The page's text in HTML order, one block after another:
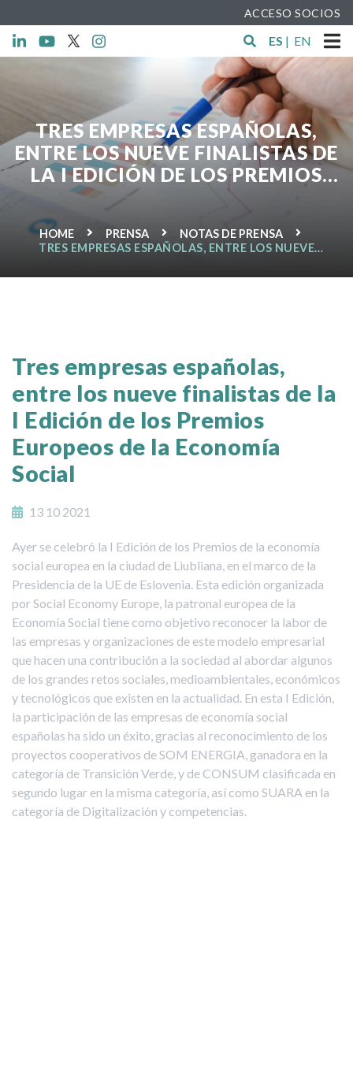
ACCESO SOCIOS
ES | EN
TRES EMPRESAS ESPAÑOLAS,
ENTRE LOS NUEVE FINALISTAS DE
LA I EDICIÓN DE LOS PREMIOS
EUROPEOS DE LA ECONOMÍA
HOME PRENSA
NOTAS DE PRENSA
TRES EMPRESAS ESPAÑOLAS, ENTRE LOS NUEVE
EUROPEOS DE LA ECONOMÍA SOCIAL
Tres empresas españolas,
entre los nueve finalistas de la
I Edición de los Premios
Europeos de la Economía
Social
13 10 2021
Ayer se celebró la I Edición de los Premios de la economía
social europea en la ciudad de Liubliana, en el marco de la
Presidencia de la UE de Eslovenia. Esta edición organizada
por Social Economy Europe, la patronal europea de la
Economía Social tiene como objetivo reconocer la labor de
las empresas y organizaciones de este modelo empresarial
que hacen una contribución a la sociedad al abordar algunos
de los grandes retos sociales, medioambientales, económicos
y tecnológicos que existen en la actualidad. En esta I Edición,
la participación de las empresas de economía social
españolas ha sido un éxito, gracias al reconocimiento de los
proyectos cooperativos de SOM ENERGIA, ganadora en la
categoría de Transición Verde, y de CONSUM clasificada en
segundo lugar en la misma categoría, así como SUARA en la
categoría de Digitalización y competencias.